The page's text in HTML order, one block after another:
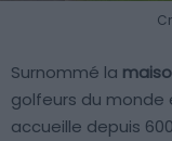
Surnommé la
golfeurs du monde
accueille depuis